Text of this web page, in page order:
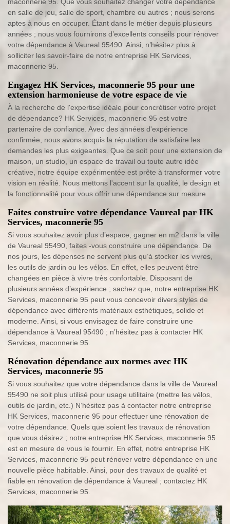
maconnerie 95. Que vous souhaitez changer votre dépendance
en salle de jeu, salle de sport, chambre ou autres ; nous serons
aptes à nous en occuper. Étant dans le métier depuis plusieurs
années ; nous vous fournirons d’excellents conseils pour rénover
votre dépendance à Vaureal 95490. Ainsi, n’hésitez plus à
solliciter les savoir-faire de notre entreprise HK Services,
maconnerie 95.
Engagez HK Services, maconnerie 95 pour une
extension harmonieuse de votre espace de vie
À la recherche de l'expertise idéale pour concrétiser votre projet
de dépendance? HK Services, maconnerie 95 est votre
partenaire de confiance. Avec des années d'expérience
confirmée, nous avons acquis la réputation de satisfaire les
demandes les plus exigeantes. Que ce soit pour une extension de
maison, un studio, un espace de travail ou toute autre idée
créative, notre équipe expérimentée est prête à transformer votre
vision en réalité. Nous mettons l'accent sur la qualité, le design et
la fonctionnalité pour vous offrir une dépendance sur mesure.
Faites construire votre dépendance Vaureal par HK
Services, maconnerie 95
Si vous souhaitez avoir plus d’espace, gagner en m2 dans la ville
de Vaureal 95490, faites -vous construire une dépendance. De
nos jours, les dépenses ne servent plus qu’à stocker les vivres,
les outils de jardin ou les vélos. En effet, elles peuvent être
changées en pièce à vivre très confortable. Disposant de
plusieurs années d’expérience ; sachez que, notre entreprise HK
Services, maconnerie 95 peut vous concevoir divers styles de
dépendance avec différents matériaux esthétiques, solide et
moderne. Ainsi, si vous envisagez de faire construire une
dépendance à Vaureal 95490 ; n’hésitez pas à contacter HK
Services, maconnerie 95.
Rénovation dépendance aux normes avec HK
Services, maconnerie 95
Si vous souhaitez que votre dépendance dans la ville de Vaureal
95490 ne soit plus utilisé pour usage utilitaire (mettre les vélos,
outils de jardin, etc.) N’hésitez pas à contacter notre entreprise
HK Services, maconnerie 95 pour effectuer une rénovation de
votre dépendance. Quels que soient les travaux de rénovation
que vous désirez ; notre entreprise HK Services, maconnerie 95
est en mesure de vous le fournir. En effet, notre entreprise HK
Services, maconnerie 95 peut rénover votre dépendance en une
nouvelle pièce habitable. Ainsi, pour des travaux de qualité et
fiable en rénovation de dépendance à Vaureal ; contactez HK
Services, maconnerie 95.